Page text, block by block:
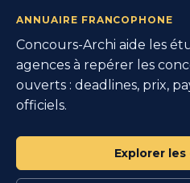
ANNUAIRE FRANCOPHONE
Concours-Archi aide les
agences à repérer les
ouverts : deadlines, prix,
officiels.
Explorer